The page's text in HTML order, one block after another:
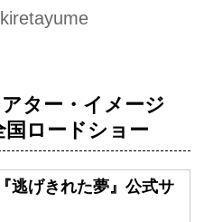
ター・イメージ
国ロードショー
逃げきれた夢』公式サ